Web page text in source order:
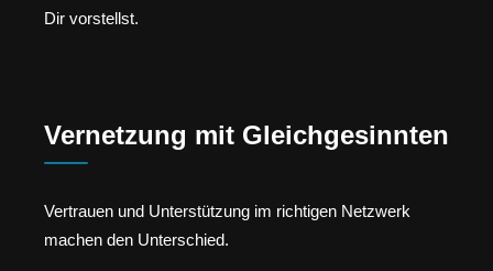
Dir vorstellst.
Vernetzung mit Gleichgesinnten
Vertrauen und Unterstützung im richtigen Netzwerk
machen den Unterschied.